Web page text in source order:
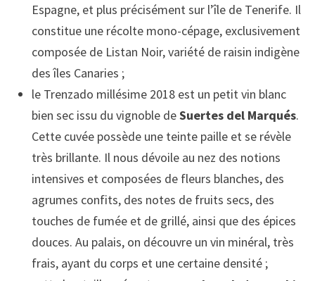
Espagne, et plus précisément sur l’île de Tenerife. Il
constitue une récolte mono-cépage, exclusivement
composée de Listan Noir, variété de raisin indigène
des îles Canaries ;
le Trenzado millésime 2018 est un petit vin blanc
bien sec issu du vignoble deSuertes del Marqués.
Cette cuvée possède une teinte paille et se révèle
très brillante. Il nous dévoile au nez des notions
intensives et composées de fleurs blanches, des
agrumes confits, des notes de fruits secs, des
touches de fumée et de grillé, ainsi que des épices
douces. Au palais, on découvre un vin minéral, très
frais, ayant du corps et une certaine densité ;